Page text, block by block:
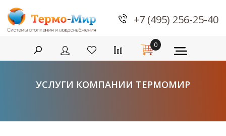
+7 (495) 256-25-40
0
УСЛУГИ КОМПАНИИ ТЕРМОМИР